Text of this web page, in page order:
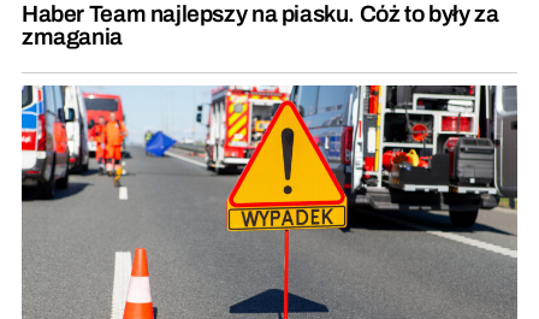
Haber Team najlepszy na piasku. Cóż to były za
zmagania